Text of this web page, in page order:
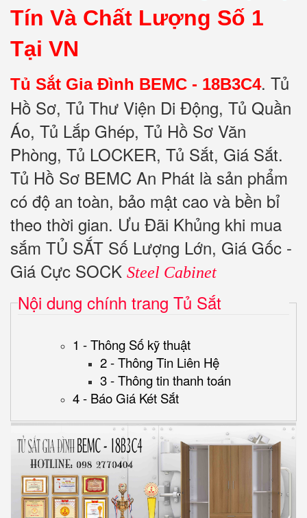
Tín Và Chất Lượng Số 1
Tại VN
Tủ Sắt Gia Đình BEMC - 18B3C4. Tủ
Hồ Sơ, Tủ Thư Viện Di Động, Tủ Quần
Áo, Tủ Lắp Ghép, Tủ Hồ Sơ Văn
Phòng, Tủ LOCKER, Tủ Sắt, Giá Sắt.
Tủ Hồ Sơ BEMC An Phát là sản phẩm
có độ an toàn, bảo mật cao và bền bỉ
theo thời gian. Ưu Đãi Khủng khi mua
sắm TỦ SẮT Số Lượng Lớn, Giá Gốc -
Giá Cực SOCK Steel Cabinet
Nội dung chính trang Tủ Sắt
1 - Thông Số kỹ thuật
2 - Thông Tin Liên Hệ
3 - Thông tin thanh toán
4 - Báo Giá Két Sắt